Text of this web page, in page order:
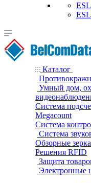
Каталог
Умный дом,
Система
Megacount
Система
Система
Обзорные
Решения RFID
Защита
Электронные